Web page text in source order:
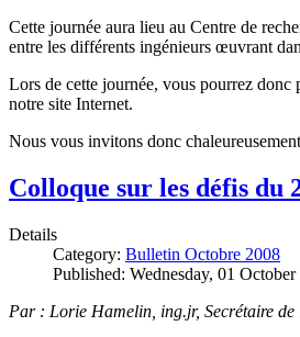
Cette journée aura lieu au Centre de
entre les différents ingénieurs œuvrant
Lors de cette journée, vous pourrez
notre site Internet.
Nous vous invitons donc
Colloque sur les défis du
Details
Category: Bulletin Octobre 2008
Published: Wednesday, 01
Par : Lorie Hamelin, ing.jr, Secrétaire de